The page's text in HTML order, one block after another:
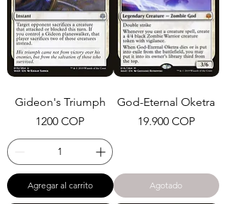
Gideon's Triumph
Precio
1200 COP
Agregar al carrito
God-Eternal Oketra
Precio
19.900 COP
Agotado